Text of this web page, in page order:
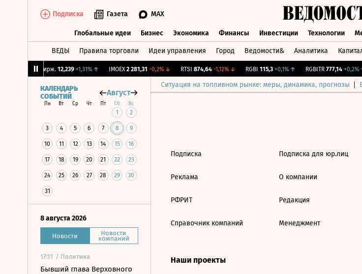
Подписка Газета MAX
Глобальные идеи Бизнес Экономика Финансы Инвестиции Технологии
ВЕДЫ Правила торговли Идеи управления Город Ведомости& Аналитика
CNY Бирж. 12,239 +1,31%↑ IMOEX 2 281,31 -0,2%↓ RTSI 874,64 -1,12%↓ RGBI 115,3 +0,1%↑ RGBITR 777,14 +0,2%↑
Ситуация на топливном рынке: меры, динамика, прогнозы
КАЛЕНДАРЬ
СОБЫТИЙ
Август
Пн Вт Ср Чт Пт Сб Вс
1 2
3 4 5 6 7 8 9
10 11 12 13 14 15 16
17 18 19 20 21 22 23
24 25 26 27 28 29 30
31
8 августа 2026
Новости Новости
компаний
17:11 / Политика
Бывший глава Верховного
Подписка
Реклама
РФРИТ
Справочник компаний
Подписка для юр.лиц
О компании
Редакция
Менеджмент
Наши проекты